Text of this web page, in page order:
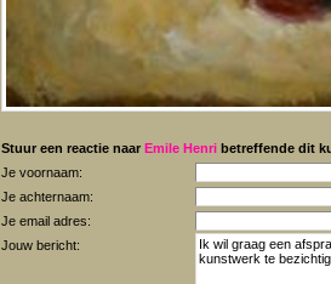
Stuur een reactie naar Emile Henri betreffende dit
Je voornaam:
Je achternaam:
Je email adres:
Jouw bericht: